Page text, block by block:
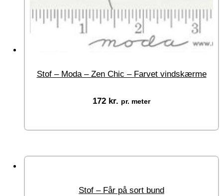
Stof – Moda – Zen Chic – Farvet vindskærme
172 kr. pr. meter
Stof – Får på sort bund